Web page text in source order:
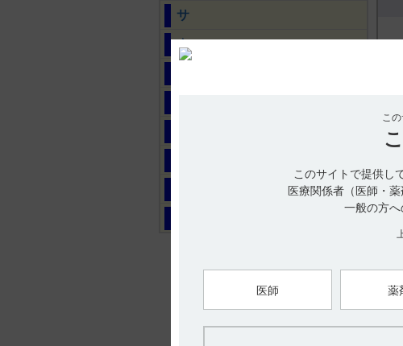
サ
タ
こ
このサイトで提供し
医療関係者（医師・
一般の方へ
医師 薬
し
に
な
投
【